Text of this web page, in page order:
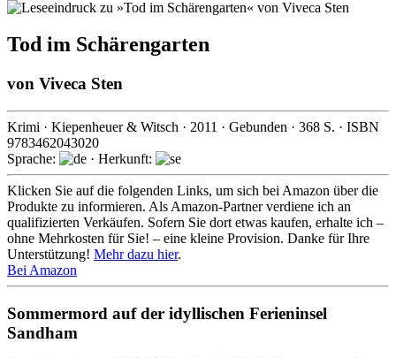
Tod im Schärengarten
von Viveca Sten
Krimi · Kiepenheuer & Witsch · 2011 · Gebunden · 368 S. · ISBN
9783462043020
Sprache:
· Herkunft:
Klicken Sie auf die folgenden Links, um sich bei Amazon über die
Produkte zu informieren. Als Amazon-Partner verdiene ich an
qualifizierten Verkäufen. Sofern Sie dort etwas kaufen, erhalte ich –
ohne Mehrkosten für Sie! – eine kleine Provision. Danke für Ihre
Unterstützung! Mehr dazu hier.
Bei Amazon
Sommermord auf der idyllischen Ferieninsel
Sandham